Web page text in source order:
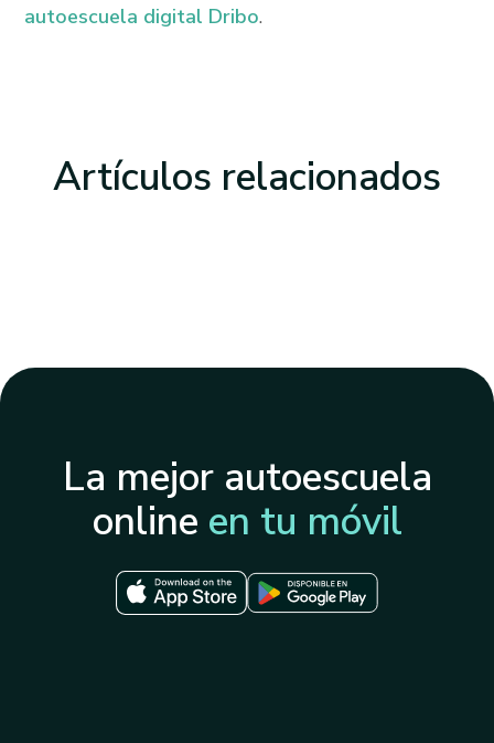
autoescuela digital Dribo.
Artículos relacionados
La mejor autoescuela
online en tu móvil